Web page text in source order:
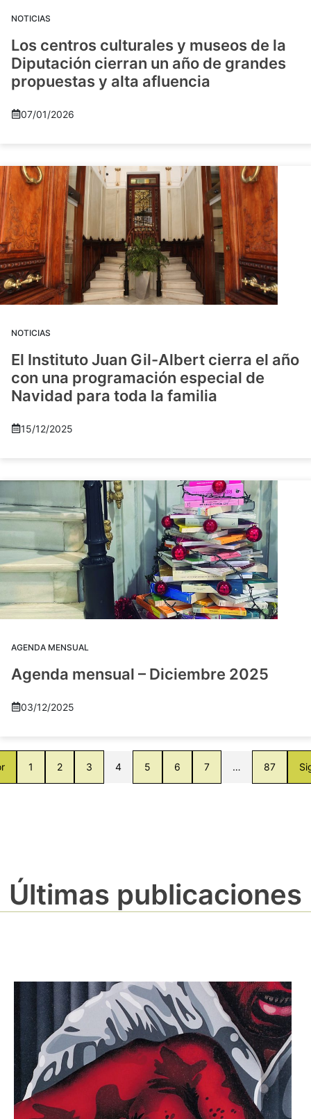
NOTICIAS
Los centros culturales y museos de la
Diputación cierran un año de grandes
propuestas y alta afluencia
07/01/2026
NOTICIAS
El Instituto Juan Gil-Albert cierra el año
con una programación especial de
Navidad para toda la familia
15/12/2025
AGENDA MENSUAL
Agenda mensual – Diciembre 2025
03/12/2025
1 2 3 4 5 6 7 … 87
Últimas publicaciones